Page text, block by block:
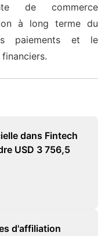
de commerce
à long terme du
paiements et le
dans Fintech
USD 3 756,5
d'affiliation